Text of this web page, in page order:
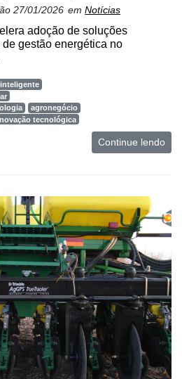
27/01/2026 em Notícias
adoção de soluções
gestão energética no
agronegócio
tecnológica
Continue lendo